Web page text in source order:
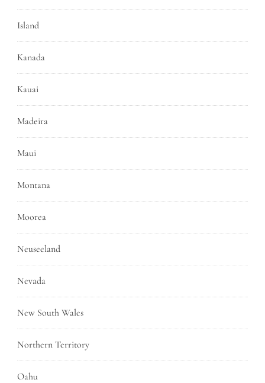
Island
Kanada
Kauai
Madeira
Maui
Montana
Moorea
Neuseeland
Nevada
New South Wales
Northern Territory
Oahu